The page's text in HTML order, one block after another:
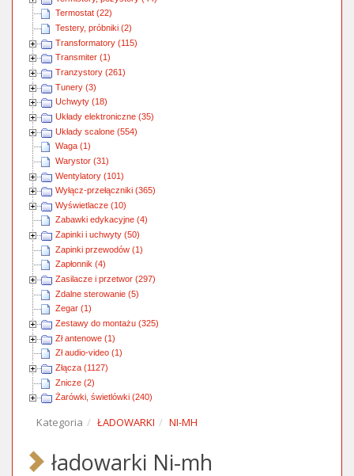
Termostat (22)
Testery, próbniki (2)
Transformatory (115)
Transmiter (1)
Tranzystory (261)
Tunery (3)
Uchwyty (18)
Układy elektroniczne (35)
Układy scalone (554)
Waga (1)
Warystor (31)
Wentylatory (101)
Wyłącz-przełączniki (365)
Wyświetlacze (10)
Zabawki edykacyjne (4)
Zapinki i uchwyty (50)
Zapinki przewodów (1)
Zapłonnik (4)
Zasilacze i przetwor (297)
Zdalne sterowanie (5)
Zegar (1)
Zestawy do montażu (325)
Zł antenowe (1)
Zł audio-video (1)
Złącza (1127)
Znicze (2)
Żarówki, świetlówki (240)
Kategoria ŁADOWARKI NI-MH
ładowarki Ni-mh